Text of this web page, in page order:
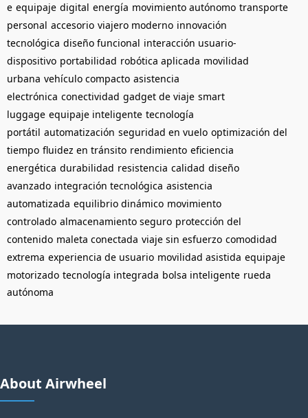
e equipaje digital energía movimiento autónomo transporte
personal accesorio viajero moderno innovación
tecnológica diseño funcional interacción usuario-
dispositivo portabilidad robótica aplicada movilidad
urbana vehículo compacto asistencia
electrónica conectividad gadget de viaje smart
luggage equipaje inteligente tecnología
portátil automatización seguridad en vuelo optimización del
tiempo fluidez en tránsito rendimiento eficiencia
energética durabilidad resistencia calidad diseño
avanzado integración tecnológica asistencia
automatizada equilibrio dinámico movimiento
controlado almacenamiento seguro protección del
contenido maleta conectada viaje sin esfuerzo comodidad
extrema experiencia de usuario movilidad asistida equipaje
motorizado tecnología integrada bolsa inteligente rueda
autónoma
About Airwheel